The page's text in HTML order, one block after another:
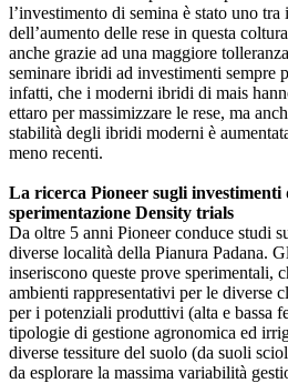
l’investimento di semina è stato uno
dell’aumento delle rese in questa
anche grazie ad una maggiore
seminare ibridi ad investimenti sempre
infatti, che i moderni ibridi di mais
ettaro per massimizzare le rese, ma
stabilità degli ibridi moderni è
meno recenti.
La ricerca Pioneer sugli investimenti
sperimentazione Density trials
Da oltre 5 anni Pioneer conduce studi
diverse località della Pianura Padana.
inseriscono queste prove sperimentali,
ambienti rappresentativi per le diverse
per i potenziali produttivi (alta e bassa
tipologie di gestione agronomica ed
diverse tessiture del suolo (da suoli
da esplorare la massima variabilità